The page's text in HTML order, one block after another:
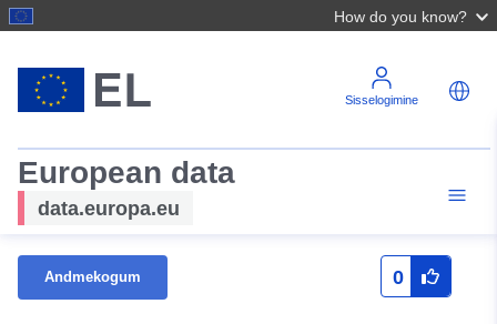
How do you know?
Sisselogimine
European data
data.europa.eu
Andmekogum 0